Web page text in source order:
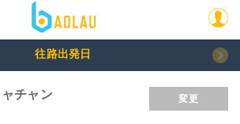
往路出発日
チャン 変更